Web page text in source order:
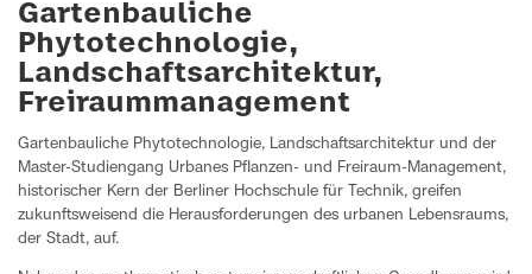
Gartenbauliche
Phytotechnologie,
Landschaftsarchitektur,
Freiraummanagement
Gartenbauliche Phytotechnologie, Landschaftsarchitektur und der
Master-Studiengang Urbanes Pflanzen- und Freiraum-Management,
historischer Kern der Berliner Hochschule für Technik, greifen
zukunftsweisend die Herausforderungen des urbanen Lebensraums,
der Stadt, auf.